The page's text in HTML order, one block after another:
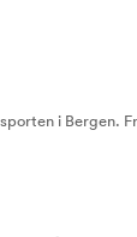
i Bergen.